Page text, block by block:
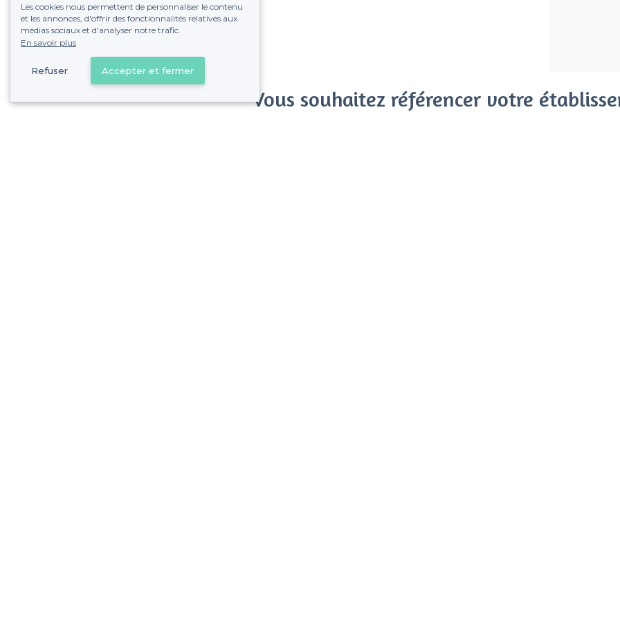
Vous souhaitez référencer votre
Les cookies nous permettent de personnaliser le contenu
et les annonces, d'offrir des fonctionnalités relatives aux
médias sociaux et d'analyser notre trafic.
En savoir plus
Refuser Accepter et fermer